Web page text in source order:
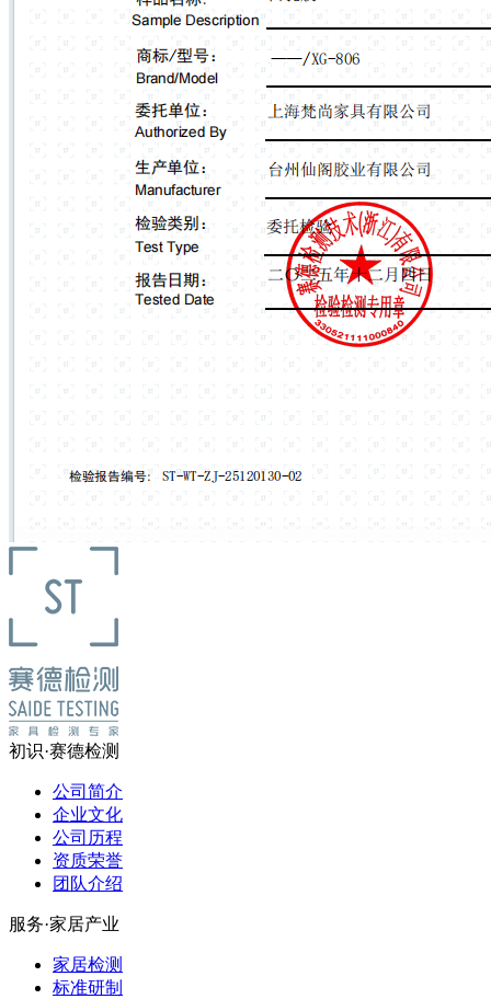
初识·赛德检测
公司简介
企业文化
公司历程
资质荣誉
团队介绍
服务·家居产业
家居检测
标准研制